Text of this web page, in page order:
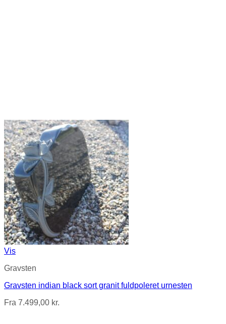
Vis
Gravsten
Gravsten indian black sort granit fuldpoleret urnesten
Fra 7.499,00 kr.